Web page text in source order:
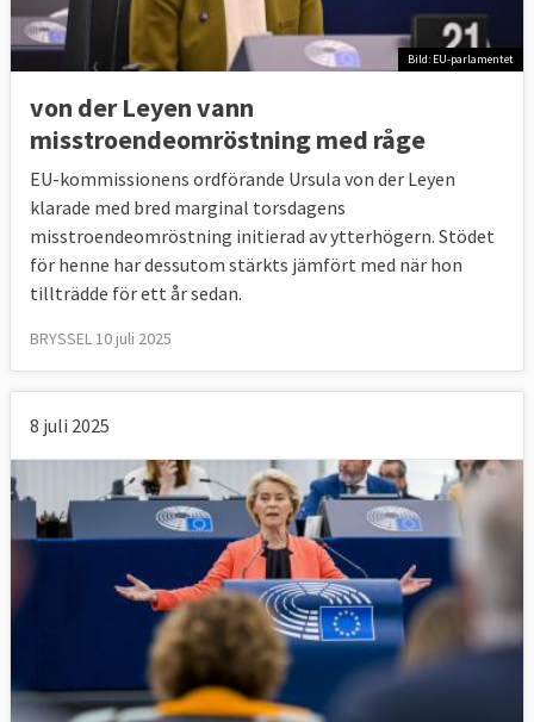
Bild: EU-parlamentet
von der Leyen vann
misstroendeomröstning med råge
EU-kommissionens ordförande Ursula von der Leyen
klarade med bred marginal torsdagens
misstroendeomröstning initierad av ytterhögern. Stödet
för henne har dessutom stärkts jämfört med när hon
tillträdde för ett år sedan.
BRYSSEL 10 juli 2025
8 juli 2025